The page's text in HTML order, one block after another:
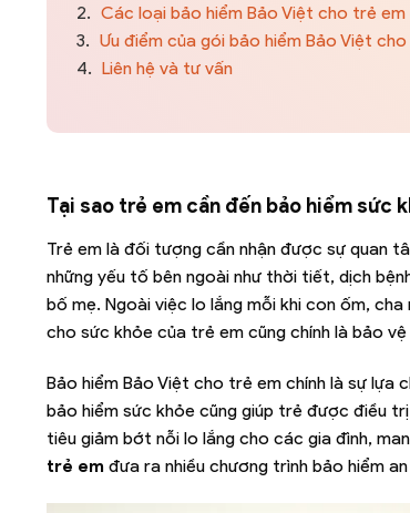
2. Các loại bảo hiểm Bảo Việt cho trẻ
3. Ưu điểm của gói bảo hiểm Bảo Việt
4. Liên hệ và tư vấn
Tại sao trẻ em cần đến bảo hiểm sức
Trẻ em là đối tượng cần nhận được sự quan
những yếu tố bên ngoài như thời tiết, dịch
bố mẹ. Ngoài việc lo lắng mỗi khi con ốm,
cho sức khỏe của trẻ em cũng chính là bảo
Bảo hiểm Bảo Việt cho trẻ em chính là sự
bảo hiểm sức khỏe cũng giúp trẻ được điều
tiêu giảm bớt nỗi lo lắng cho các gia đình,
trẻ em đưa ra nhiều chương trình bảo hiểm